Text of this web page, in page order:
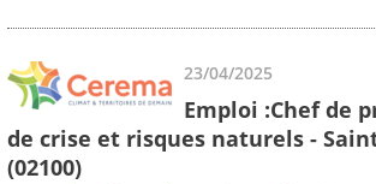
23/04/2025
Emploi :Chef de
de crise et risques naturels -
(02100)